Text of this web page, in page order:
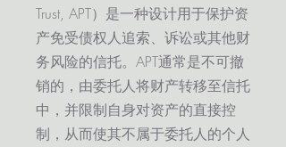
Trust, APT）是一种设计用于保护资
产免受债权人追索、诉讼或其他财
务风险的信托。APT通常是不可撤
销的，由委托人将财产转移至信托
中，并限制自身对资产的直接控
制，从而使其不属于委托人的个人